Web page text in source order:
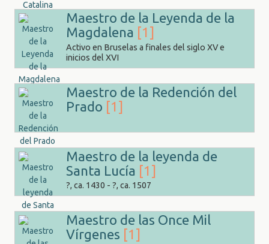
Maestro de la Leyenda de la
Magdalena [1]
Activo en Bruselas a finales del siglo XV e
inicios del XVI
Maestro de la Redención del
Prado [1]
Maestro de la leyenda de
Santa Lucía [1]
?, ca. 1430 - ?, ca. 1507
Maestro de las Once Mil
Vírgenes [1]